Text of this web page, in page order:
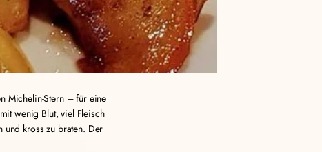
Michelin-Stern – für eine
wenig Blut, viel Fleisch
und kross zu braten. Der